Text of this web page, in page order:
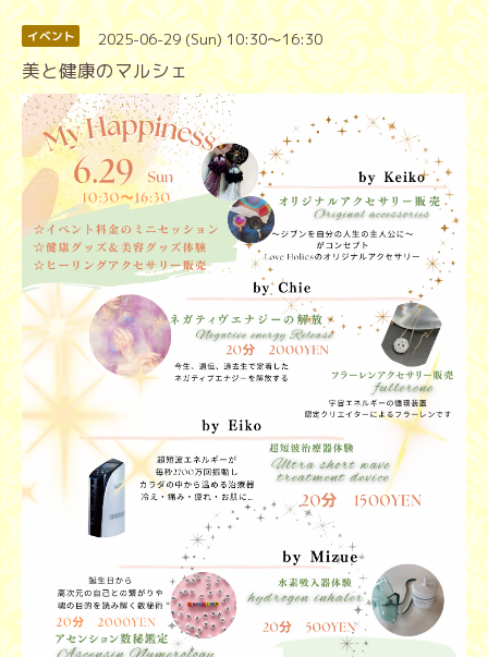
イベント 2025-06-29 (Sun) 10:30～16:30
美と健康のマルシェ